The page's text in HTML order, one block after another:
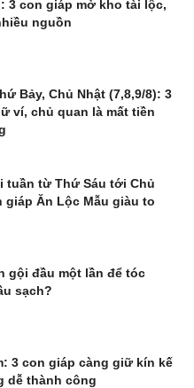
3 con giáp mở kho tài lộc,
nguồn
Bảy, Chủ Nhật (7,8,9/8): 3
ví, chủ quan là mất tiền
tuần từ Thứ Sáu tới Chủ
giáp Ăn Lộc Mẫu giàu to
gội đầu một lần để tóc
sạch?
3 con giáp càng giữ kín kế
dễ thành công